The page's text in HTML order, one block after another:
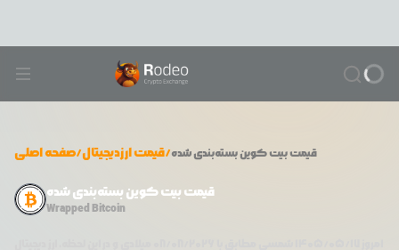
صفحه اصلی/قیمت ارزدیجیتال/ قیمتبیت کوین بسته‌بندی شده
قیمت بیت کوین بسته‌بندی شده
Wrapped Bitcoin